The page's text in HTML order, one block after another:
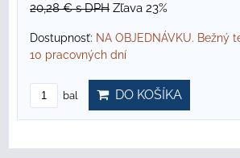
20,28 €s DPH Zľava 23%
Dostupnosť: NA OBJEDNÁVKU. Bežný
10 pracovných dní
bal DO KOŠÍKA